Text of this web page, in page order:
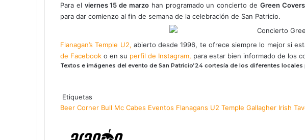
Para el viernes 15 de marzo han programado un concierto de Green Covers
para dar comienzo al fin de semana de la celebración de San Patricio.
Flanagan’s Temple U2, abierto desde 1996, te ofrece siempre lo mejor si
de Facebook o en su perfil de Instagram, para estar bien informado de los
Textos e imágenes del evento de San Patricio’24 cortesía de los diferentes
Etiquetas
Beer Corner Bull Mc Cabes Eventos Flanagans U2 Temple Gallagher Irish